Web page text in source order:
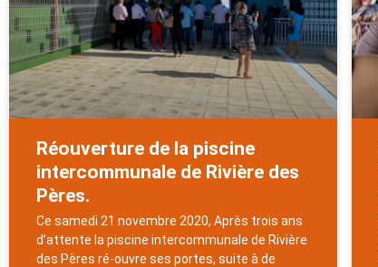
Réouverture de la piscine
intercommunale de Rivière des
Pères.
Ce samedi 21 novembre 2020, Après trois ans
d’attente la piscine intercommunale de Rivière
des Pères ré-ouvre ses portes, suite à de